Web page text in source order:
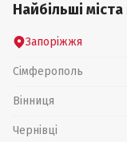
Найбільші міста
Запоріжжя
Сімферополь
Вінниця
Чернівці